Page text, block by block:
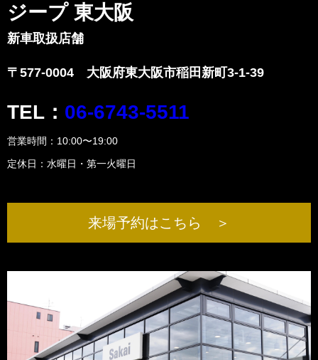
ジープ 東大阪
新車取扱店舗
〒577-0004 大阪府東大阪市稲田新町3-1-39
TEL： 06-6743-5511
営業時間：10:00〜19:00
定休日：水曜日・第一火曜日
来場予約はこちら ＞